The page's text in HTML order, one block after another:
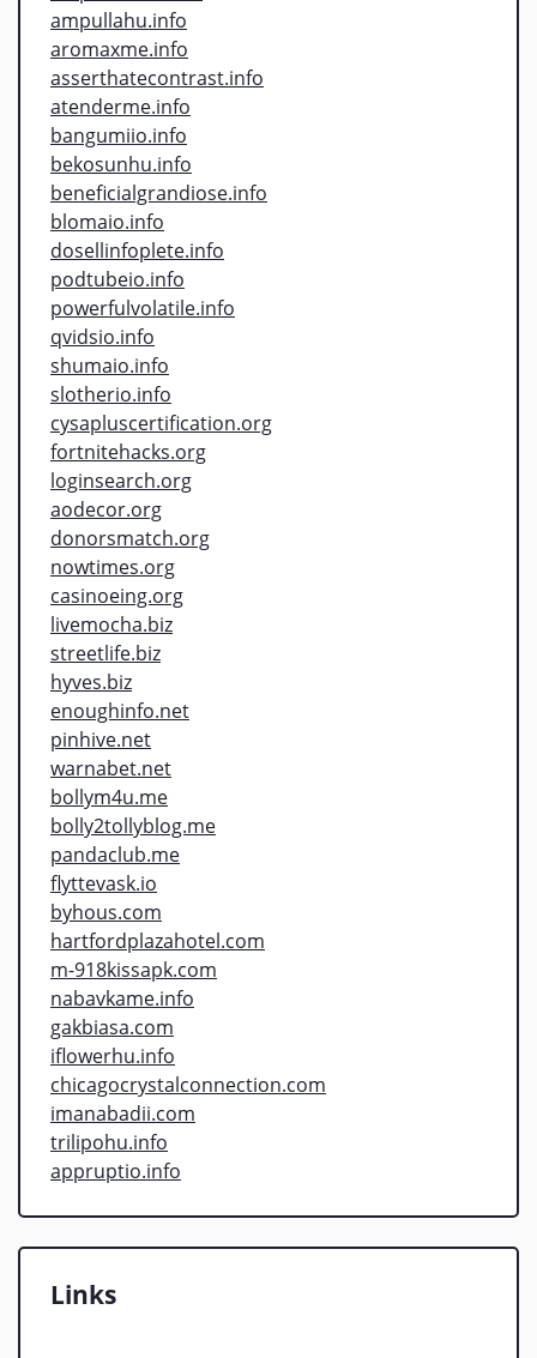
ampullahu.info
aromaxme.info
asserthatecontrast.info
atenderme.info
bangumiio.info
bekosunhu.info
beneficialgrandiose.info
blomaio.info
dosellinfoplete.info
podtubeio.info
powerfulvolatile.info
qvidsio.info
shumaio.info
slotherio.info
cysapluscertification.org
fortnitehacks.org
loginsearch.org
aodecor.org
donorsmatch.org
nowtimes.org
casinoeing.org
livemocha.biz
streetlife.biz
hyves.biz
enoughinfo.net
pinhive.net
warnabet.net
bollym4u.me
bolly2tollyblog.me
pandaclub.me
flyttevask.io
byhous.com
hartfordplazahotel.com
m-918kissapk.com
nabavkame.info
gakbiasa.com
iflowerhu.info
chicagocrystalconnection.com
imanabadii.com
trilipohu.info
appruptio.info
Links